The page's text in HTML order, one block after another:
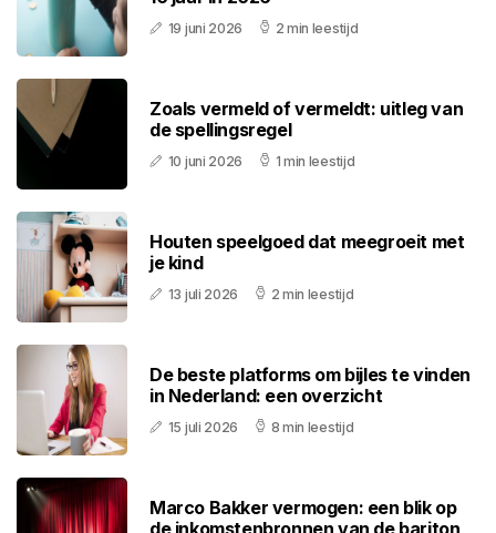
19 juni 2026 2 min leestijd
Zoals vermeld of vermeldt: uitleg van
de spellingsregel
10 juni 2026 1 min leestijd
Houten speelgoed dat meegroeit met
je kind
13 juli 2026 2 min leestijd
De beste platforms om bijles te vinden
in Nederland: een overzicht
15 juli 2026 8 min leestijd
Marco Bakker vermogen: een blik op